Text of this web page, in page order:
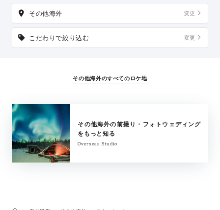
その他海外 変更
こだわりで絞り込む 変更
その他海外のすべてのロケ地
その他海外の前撮り・フォトウェディング
をもっと知る
Overseas Studio